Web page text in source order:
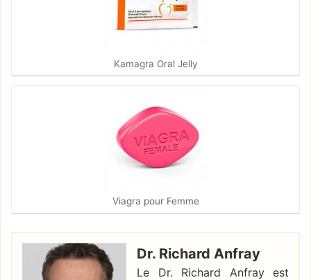
Kamagra Oral Jelly
Viagra pour Femme
Dr. Richard Anfray
Le Dr. Richard Anfray est